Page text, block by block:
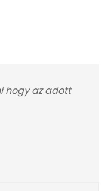
hogy az adott